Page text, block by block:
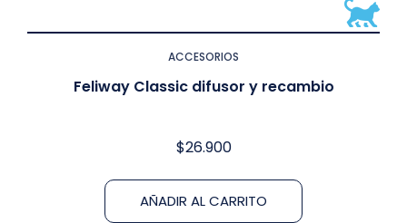
ACCESORIOS
Feliway Classic difusor y recambio
$26.900
AÑADIR AL CARRITO